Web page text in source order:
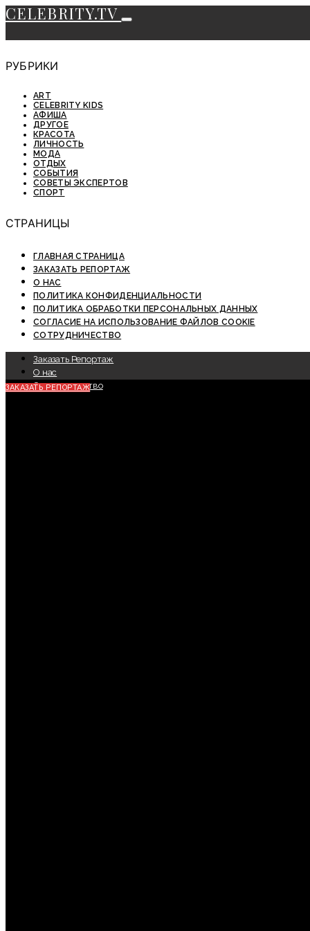
CELEBRITY.TV
РУБРИКИ
ART
CELEBRITY KIDS
АФИША
ДРУГОЕ
КРАСОТА
ЛИЧНОСТЬ
МОДА
ОТДЫХ
СОБЫТИЯ
СОВЕТЫ ЭКСПЕРТОВ
СПОРТ
СТРАНИЦЫ
ГЛАВНАЯ СТРАНИЦА
ЗАКАЗАТЬ РЕПОРТАЖ
О НАС
ПОЛИТИКА КОНФИДЕНЦИАЛЬНОСТИ
ПОЛИТИКА ОБРАБОТКИ ПЕРСОНАЛЬНЫХ ДАННЫХ
СОГЛАСИЕ НА ИСПОЛЬЗОВАНИЕ ФАЙЛОВ COOKIE
СОТРУДНИЧЕСТВО
Заказать Репортаж
О нас
Сотрудничество
ЗАКАЗАТЬ РЕПОРТАЖ